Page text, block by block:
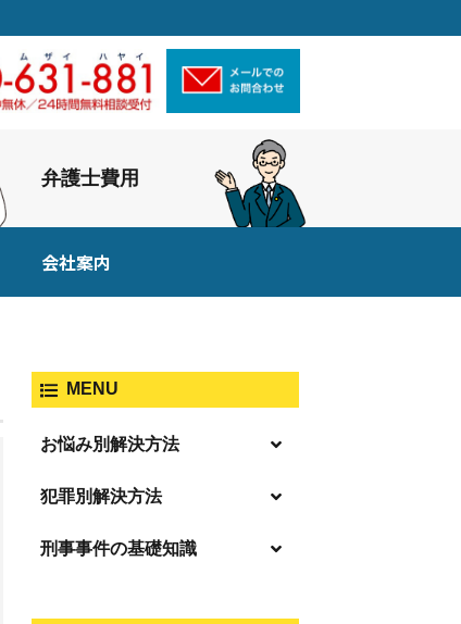
弁護士費用
会社案内
MENU
お悩み別解決方法
逮捕の不安や悩み
犯罪別解決方法
事件別－暴力事件
刑事事件の基礎知識